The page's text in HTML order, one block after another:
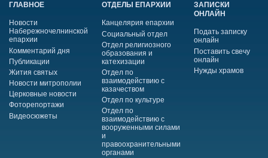
ГЛАВНОЕ
Новости
Набережночелнинской
епархии
Комментарий дня
Публикации
Жития святых
Новости митрополии
Церковные новости
Фоторепортажи
Видеосюжеты
ОТДЕЛЫ ЕПАРХИИ
Канцелярия епархии
Социальный отдел
Отдел религиозного
образования и
катехизации
Отдел по
взаимодействию с
казачеством
Отдел по культуре
Отдел по
взаимодействию с
вооруженными силами
и
правоохранительными
органами
ЗАПИСКИ
ОНЛАЙН
Подать записку
онлайн
Поставить свечу
онлайн
Нужды храмов